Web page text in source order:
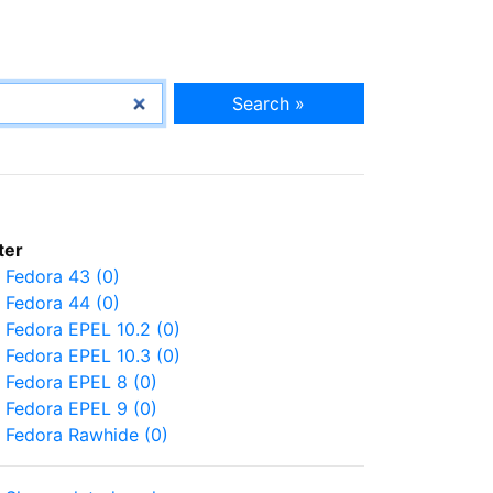
Search »
Fedora 43 (0)
Fedora 44 (0)
Fedora EPEL 10.2 (0)
Fedora EPEL 10.3 (0)
Fedora EPEL 8 (0)
Fedora EPEL 9 (0)
Fedora Rawhide (0)